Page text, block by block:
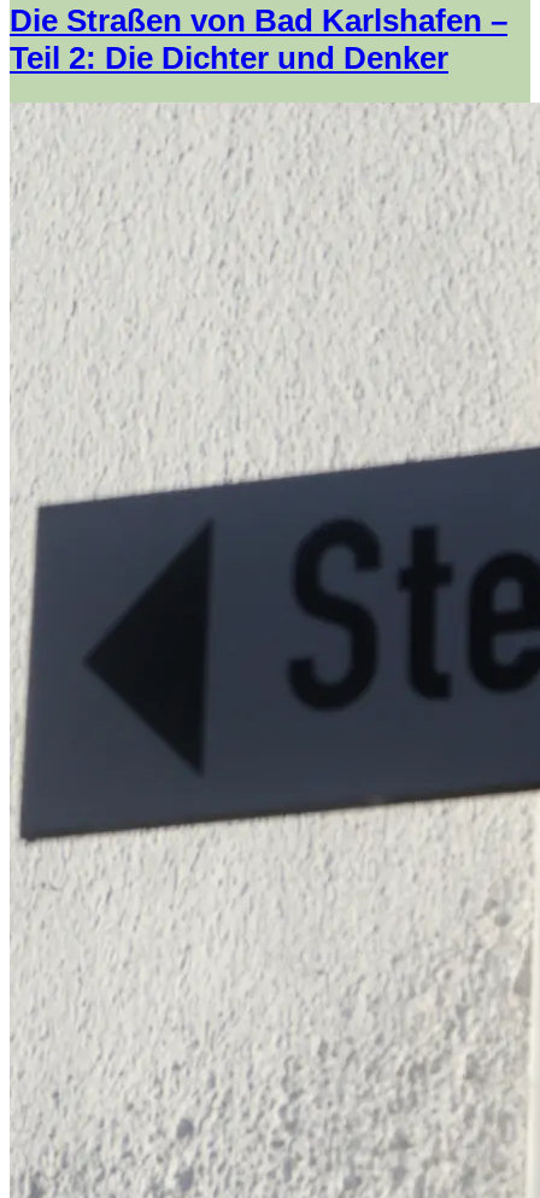
Die Straßen von Bad Karlshafen –
Teil 2: Die Dichter und Denker